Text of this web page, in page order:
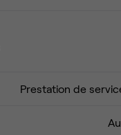
Prestation de